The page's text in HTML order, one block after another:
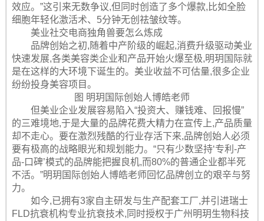
效应。”这引来无数争议,但同时创造了多个爆款,比如全脸
细胞年轻化激活术、5分钟无创祛皱纹等。
美业社交电商独角兽要怎么炼成
品牌创始之初,随着中产阶级的崛起,消费升级驱动美业
快速发展,各类美容类企业和产品开始火爆至极,明玥国际就
是在这样的大环境下诞生的。美业收益不可估量,很多企业
纷纷投身美容项目。
图 明玥国际创始人博皓老师
但美业企业发展容易陷入“投资大、赚钱难、回报慢”
的三难境地,于是大量的品牌花费大精力在宣传上,产品质量
却不走心。要在激烈残酷的行业存活下来,品牌创始人必须
要有极高的战略眼光和规划能力。“只有少数坚持‘专利-产
品-口碑’模式的品牌能把握良机,而80%的普通企业都半死
不活。”明玥国际创始人博皓老师回忆品牌创立的艰辛与努
力。
如今,已拥有3家自主研发与生产配套工厂,并引进瑞士
FLD抗衰机构专业抗衰技术,同时授权于广州明玥生物科技